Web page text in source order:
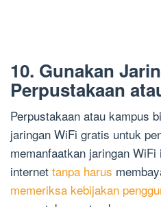
10. Gunakan
Perpustakaan
Perpustakaan atau kampus
jaringan WiFi gratis untuk
memanfaatkan jaringan
internet tanpa harus
memeriksa kebijakan